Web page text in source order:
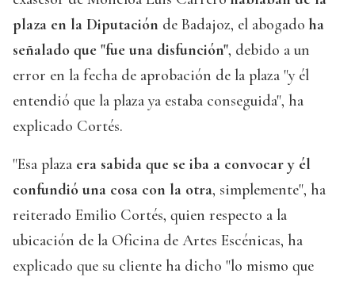
plaza en la Diputación de Badajoz, el abogado ha
señalado que "fue una disfunción", debido a un
error en la fecha de aprobación de la plaza "y él
entendió que la plaza ya estaba conseguida", ha
explicado Cortés.
"Esa plaza era sabida que se iba a convocar y él
confundió una cosa con la otra, simplemente", ha
reiterado Emilio Cortés, quien respecto a la
ubicación de la Oficina de Artes Escénicas, ha
explicado que su cliente ha dicho "lo mismo que